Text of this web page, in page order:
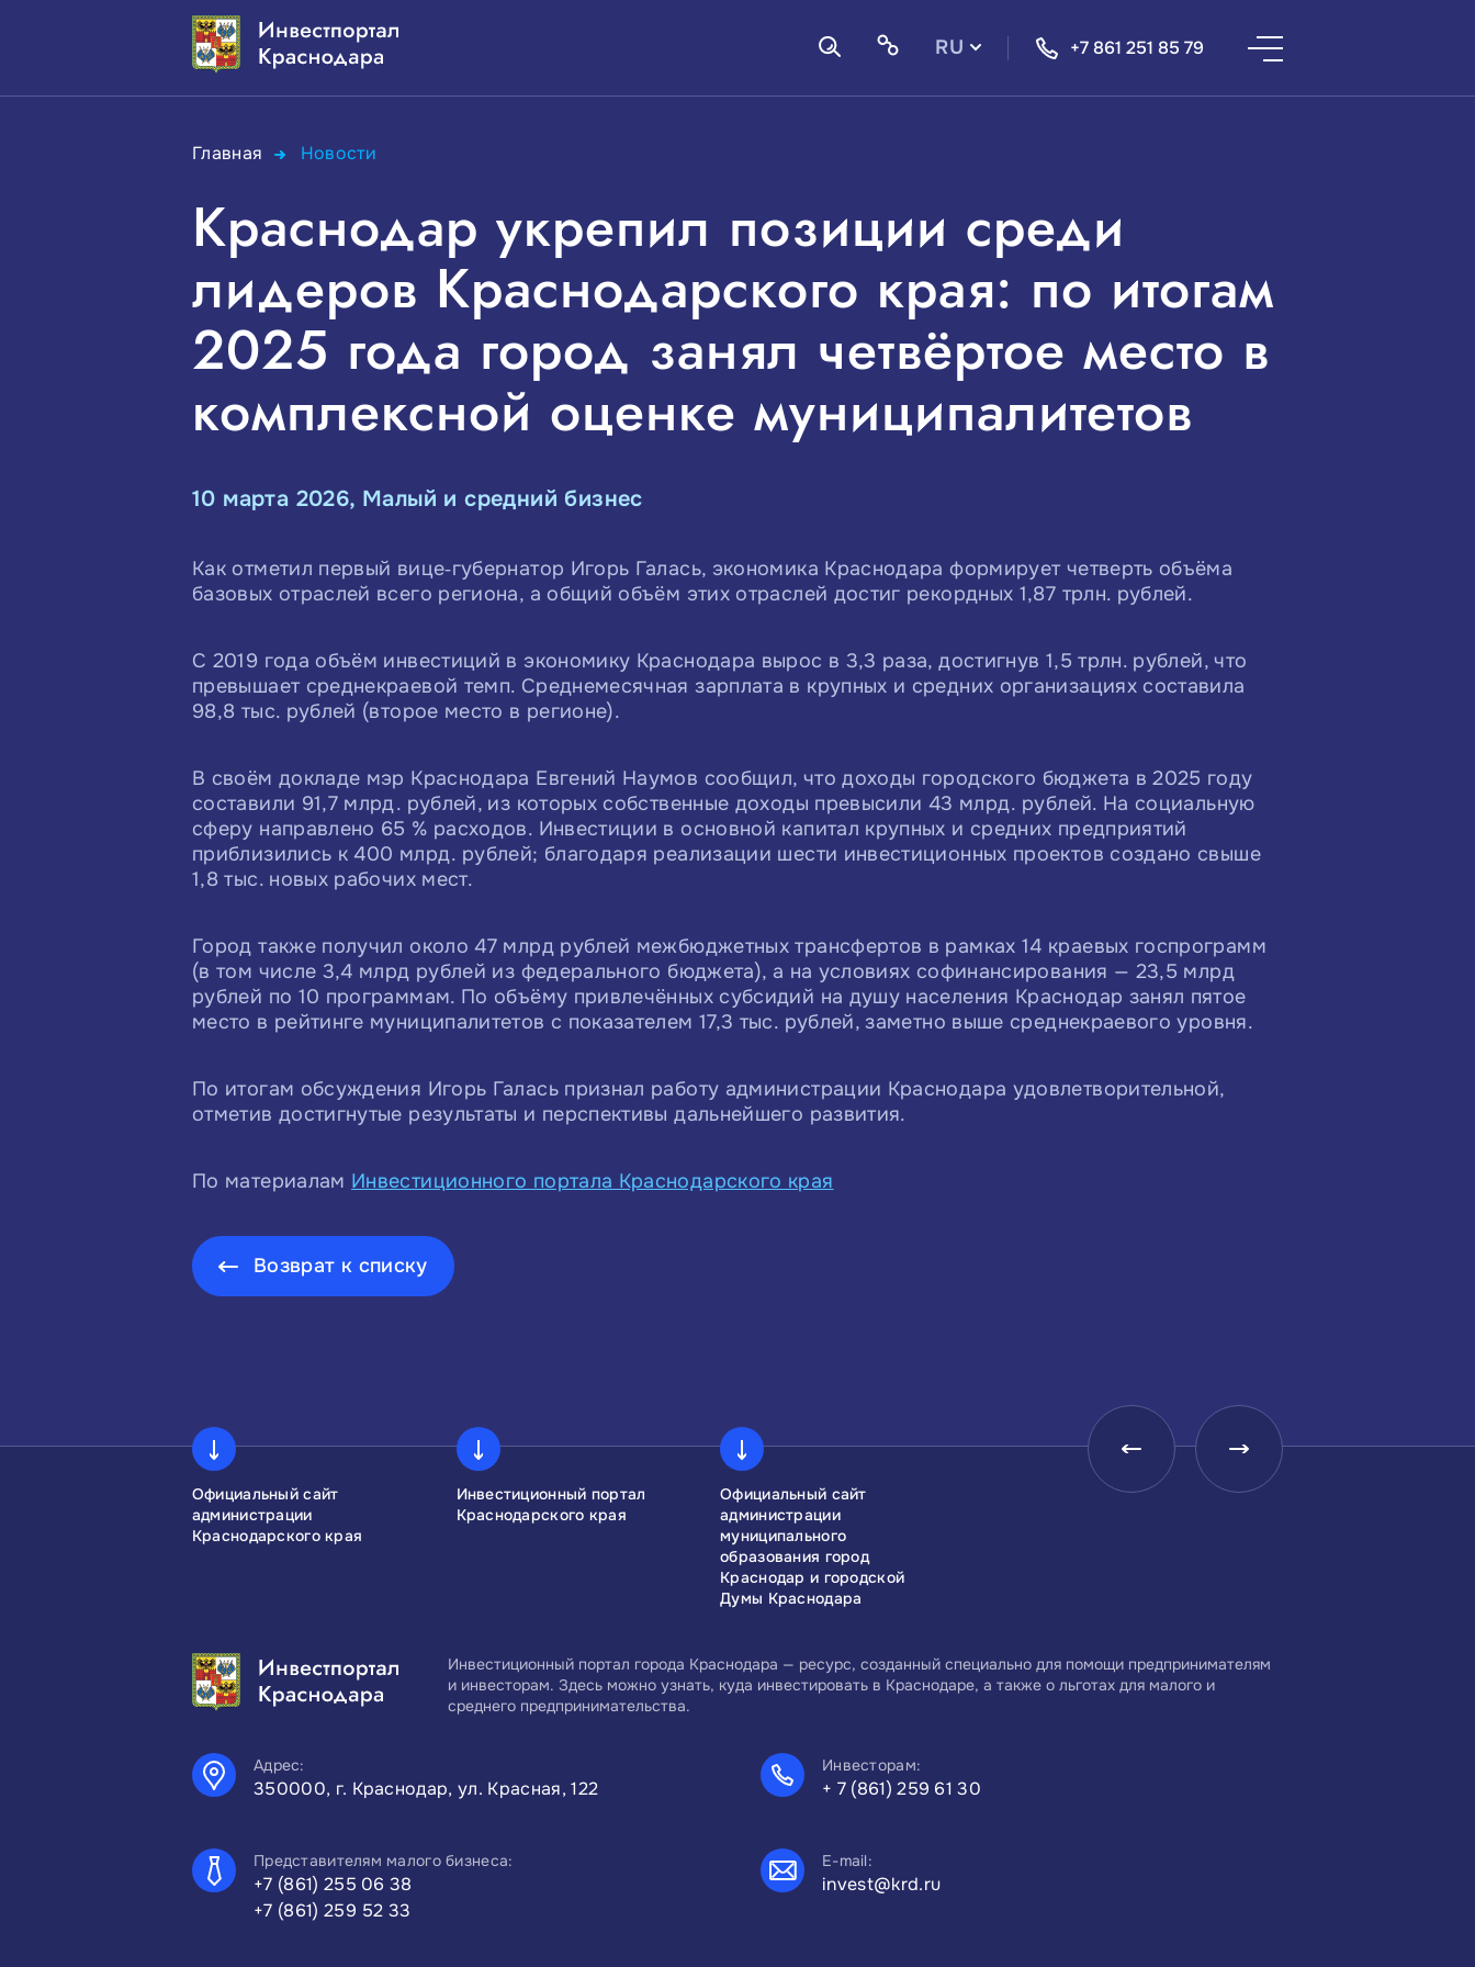
RU
+7 861 251 85 79
Главная Новости
Краснодар укрепил позиции среди
лидеров Краснодарского края: по итогам
2025 года город занял четвёртое место в
комплексной оценке муниципалитетов
10 марта 2026, Малый и средний бизнес
Как отметил первый вице‑губернатор Игорь Галась, экономика Краснодара формирует четверть объёма
базовых отраслей всего региона, а общий объём этих отраслей достиг рекордных 1,87 трлн. рублей.
С 2019 года объём инвестиций в экономику Краснодара вырос в 3,3 раза, достигнув 1,5 трлн. рублей, что
превышает среднекраевой темп. Среднемесячная зарплата в крупных и средних организациях составила
98,8 тыс. рублей (второе место в регионе).
В своём докладе мэр Краснодара Евгений Наумов сообщил, что доходы городского бюджета в 2025 году
составили 91,7 млрд. рублей, из которых собственные доходы превысили 43 млрд. рублей. На социальную
сферу направлено 65 % расходов. Инвестиции в основной капитал крупных и средних предприятий
приблизились к 400 млрд. рублей; благодаря реализации шести инвестиционных проектов создано свыше
1,8 тыс. новых рабочих мест.
Город также получил около 47 млрд рублей межбюджетных трансфертов в рамках 14 краевых госпрограмм
(в том числе 3,4 млрд рублей из федерального бюджета), а на условиях софинансирования — 23,5 млрд
рублей по 10 программам. По объёму привлечённых субсидий на душу населения Краснодар занял пятое
место в рейтинге муниципалитетов с показателем 17,3 тыс. рублей, заметно выше среднекраевого уровня.
По итогам обсуждения Игорь Галась признал работу администрации Краснодара удовлетворительной,
отметив достигнутые результаты и перспективы дальнейшего развития.
По материалам Инвестиционного портала Краснодарского края
Возврат к списку
Официальный сайт
администрации
Краснодарского края
Инвестиционный портал
Краснодарского края
Официальный сайт
администрации
муниципального
образования город
Краснодар и городской
Думы Краснодара
Малое и среднее
Центр координации
Инвестиционный портал города Краснодара — ресурс, созданный специально для помощи предпринимателям
и инвесторам. Здесь можно узнать, куда инвестировать в Краснодаре, а также о льготах для малого и
среднего предпринимательства.
Адрес:
350000, г. Краснодар, ул. Красная, 122
Инвесторам:
+ 7 (861) 259 61 30
Представителям малого бизнеса:
+7 (861) 255 06 38
+7 (861) 259 52 33
E-mail:
invest@krd.ru